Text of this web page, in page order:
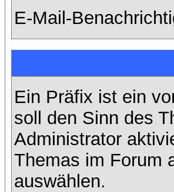
E-Mail-
Ein Präfix ist ein
soll den Sinn des
Administrator
Themas im Forum
auswählen.